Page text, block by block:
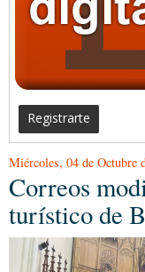
Registrarte
Miércoles, 04 de Octubre
Correos
turístico de